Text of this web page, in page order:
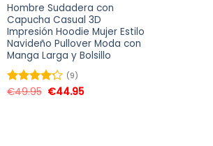
Hombre Sudadera con
Capucha Casual 3D
Impresión Hoodie Mujer Estilo
Navideño Pullover Moda con
Manga Larga y Bolsillo
Valorado
(9)
€49.95 €44.95